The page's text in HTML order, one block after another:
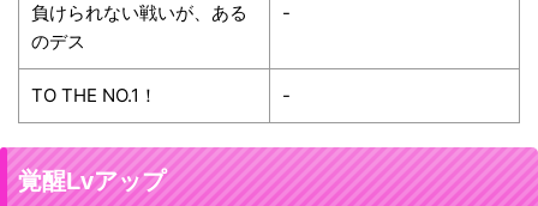
負けられない戦いが、ある
のデス
-
TO THE NO.1！ -
覚醒Lvアップ